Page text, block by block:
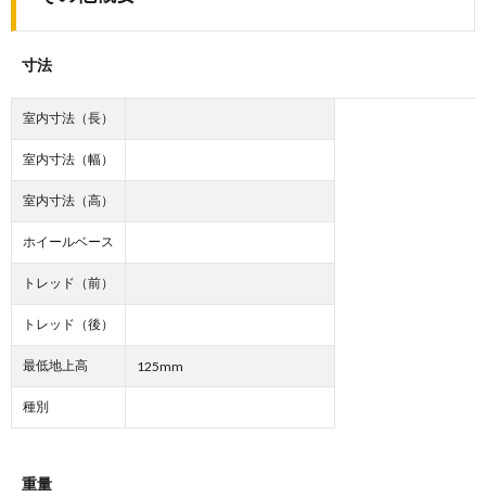
寸法
室内寸法（長）
室内寸法（幅）
室内寸法（高）
ホイールベース
トレッド（前）
トレッド（後）
最低地上高 125mm
種別
重量